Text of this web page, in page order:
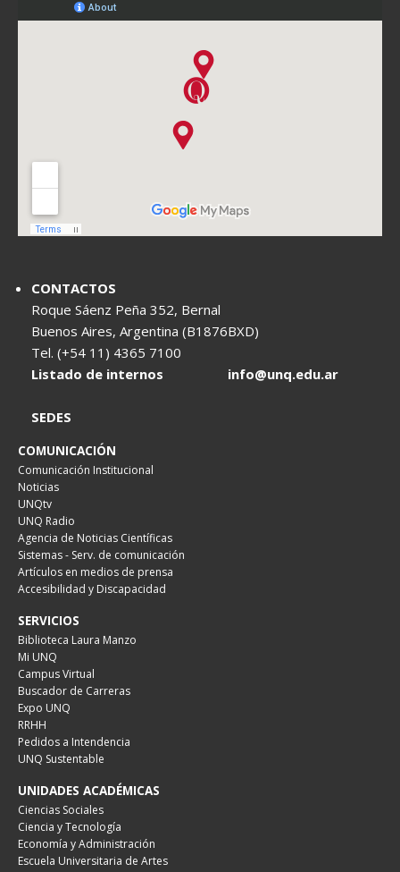
CONTACTOS
Roque Sáenz Peña 352, Bernal
Buenos Aires, Argentina (B1876BXD)
Tel. (+54 11) 4365 7100
Listado de internos
info@unq.edu.ar
SEDES
COMUNICACIÓN
Comunicación Institucional
Noticias
UNQtv
UNQ Radio
Agencia de Noticias Científicas
Sistemas - Serv. de comunicación
Artículos en medios de prensa
Accesibilidad y Discapacidad
SERVICIOS
Biblioteca Laura Manzo
Mi UNQ
Campus Virtual
Buscador de Carreras
Expo UNQ
RRHH
Pedidos a Intendencia
UNQ Sustentable
UNIDADES ACADÉMICAS
Ciencias Sociales
Ciencia y Tecnología
Economía y Administración
Escuela Universitaria de Artes